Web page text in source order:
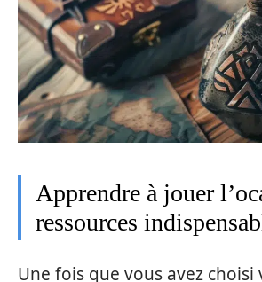
Apprendre à jouer
ressources
Une fois que vous avez